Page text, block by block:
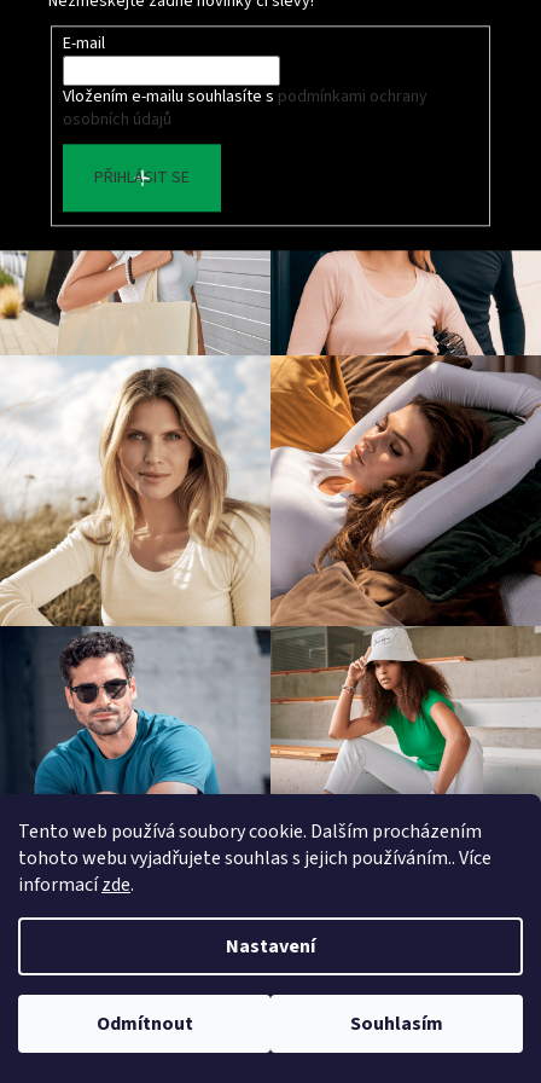
Tento web používá soubory cookie. Dalším procházením
tohoto webu vyjadřujete souhlas s jejich používáním.. Více
informacízde.
Nastavení
Odmítnout Souhlasím
E-mail
Vložením e-mailu souhlasíte s podmínkami ochrany
osobních údajů
PŘIHLÁSIT SE
Informace pro zákazníky
VRÁCENÍ ZBOŽÍ / VÝMĚNA ZBOŽÍ / REKLAMACE